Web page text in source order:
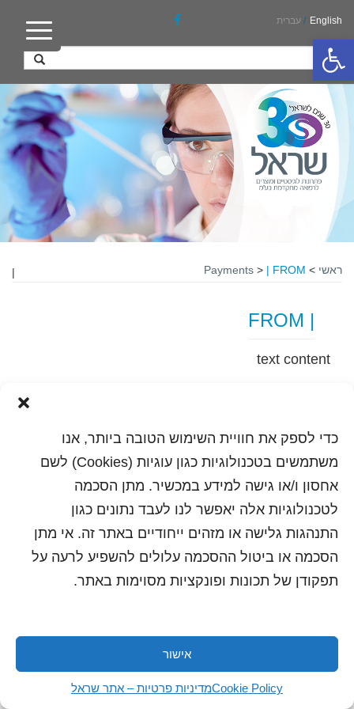
פתח סרגל נגישות
כדי לספק את חוויית השימוש הטובה ביותר, אנו
משתמשים בטכנולוגיות כגון עוגיות (Cookies) לשם
אחסון ו/או גישה למידע במכשיר. מתן הסכמה
לטכנולוגיות אלה יאפשר לנו לעבד נתונים כגון
התנהגות גלישה או מזהים ייחודיים באתר זה. אי מתן
הסכמה או ביטול ההסכמה עלולים להשפיע לרעה על
תפקודן של תכונות ופונקציות מסוימות באתר.
אישור
Cookie Policyמדיניות פרטיות – אתר שראל
English
/ עברית
ראשי >
Payments > | FROM
|
| FROM
text content
שלח לחבר
כל הזכויות שמורות לשראל 2018 | עיצוב ותכנות: סטודיו
"היוצרים"